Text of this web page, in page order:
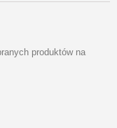
produktów na